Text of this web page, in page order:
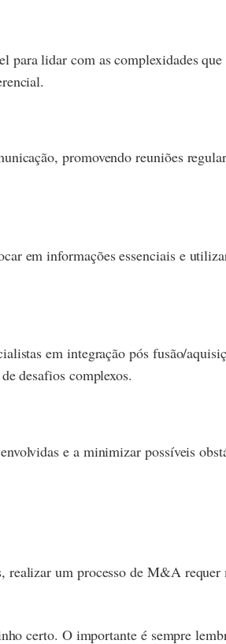
lidar com as complexidades
promovendo reuniões
em informações essenciais e
em integração pós fusão/
desafios complexos.
e a minimizar possíveis
realizar um processo de M&A
certo. O importante é sempre